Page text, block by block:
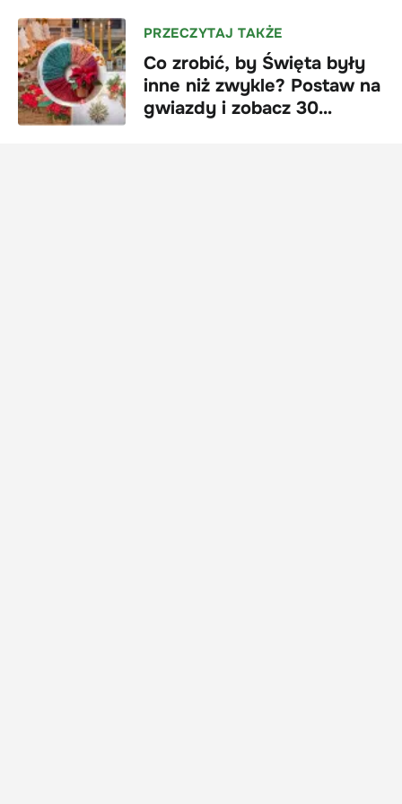
PRZECZYTAJ TAKŻE
Co zrobić, by Święta były
inne niż zwykle? Postaw na
gwiazdy i zobacz 30